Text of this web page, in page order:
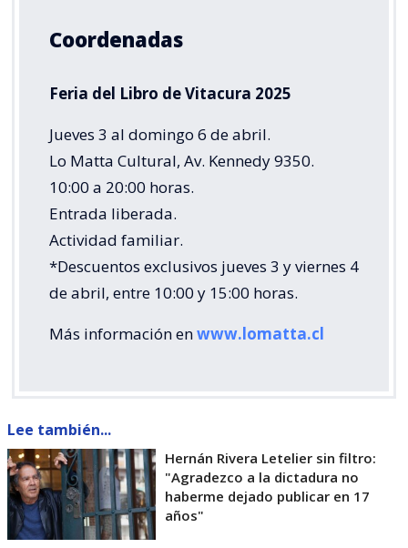
Coordenadas
Feria del Libro de Vitacura 2025
Jueves 3 al domingo 6 de abril.
Lo Matta Cultural, Av. Kennedy 9350.
10:00 a 20:00 horas.
Entrada liberada.
Actividad familiar.
*Descuentos exclusivos jueves 3 y viernes 4
de abril, entre 10:00 y 15:00 horas.
Más información enwww.lomatta.cl
Lee también...
Hernán Rivera Letelier sin filtro:
"Agradezco a la dictadura no
haberme dejado publicar en 17
años"